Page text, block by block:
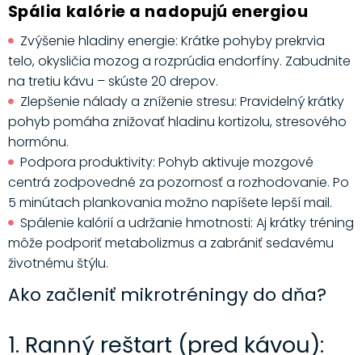
Spália kalórie a nadopujú energiou
Zvýšenie hladiny energie: Krátke pohyby prekrvia
telo, okysličia mozog a rozprúdia endorfíny. Zabudnite
na tretiu kávu – skúste 20 drepov.
Zlepšenie nálady a zníženie stresu: Pravidelný krátky
pohyb pomáha znižovať hladinu kortizolu, stresového
hormónu.
Podpora produktivity: Pohyb aktivuje mozgové
centrá zodpovedné za pozornosť a rozhodovanie. Po
5 minútach plankovania možno napíšete lepší mail.
Spálenie kalórií a udržanie hmotnosti: Aj krátky tréning
môže podporiť metabolizmus a zabrániť sedavému
životnému štýlu.
Ako začleniť mikrotréningy do dňa?
1. Ranný reštart (pred kávou):